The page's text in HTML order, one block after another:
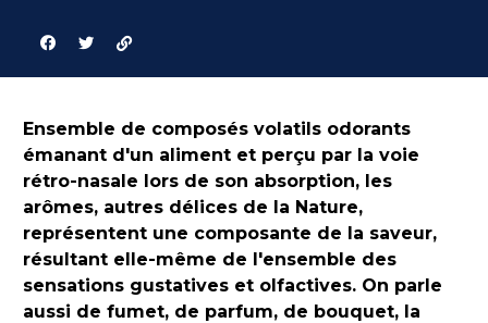
Ensemble de composés volatils odorants
émanant d'un aliment et perçu par la voie
rétro-nasale lors de son absorption, les
arômes, autres délices de la Nature,
représentent une composante de la saveur,
résultant elle-même de l'ensemble des
sensations gustatives et olfactives. On parle
aussi de fumet, de parfum, de bouquet, la